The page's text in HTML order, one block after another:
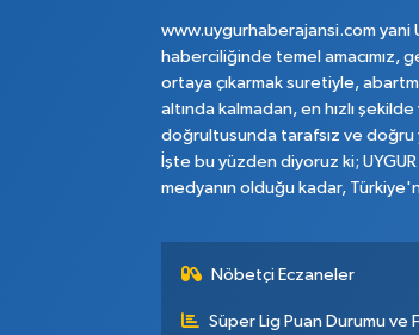
www.uygurhaberajansi.com yani
haberciliğinde temel amacımız,
ortaya çıkarmak suretiyle,
altında kalmadan, en hızlı
doğrultusunda tarafsız ve doğru
İşte bu yüzden diyoruz ki; UYGUR
medyanın olduğu kadar,
Nöbetçi Eczaneler
Süper Lig Puan Durumu ve